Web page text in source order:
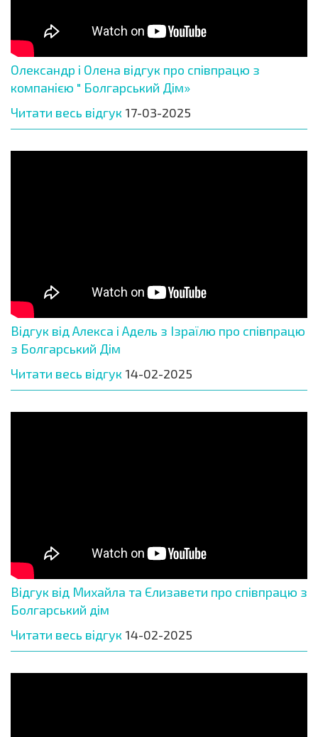
Олександр і Олена відгук про співпрацю з
компанією " Болгарський Дім»
Читати весь відгук 17-03-2025
Відгук від Алекса і Адель з Ізраїлю про співпрацю
з Болгарський Дім
Читати весь відгук 14-02-2025
Відгук від Михайла та Єлизавети про співпрацю з
Болгарський дім
Читати весь відгук 14-02-2025